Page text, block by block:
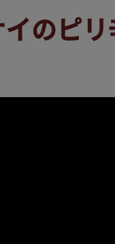
のピ